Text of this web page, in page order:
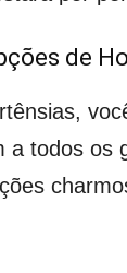
de
a todos os